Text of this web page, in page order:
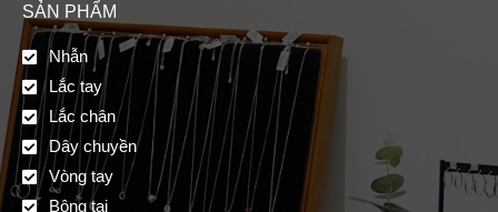
SẢN PHẨM
Nhẫn
Lắc tay
Lắc chân
Dây chuyền
Vòng tay
Bông tai